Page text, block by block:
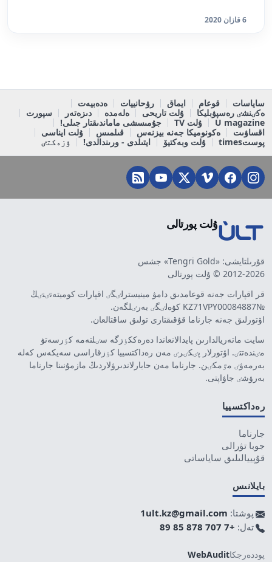
6 قازان 2020
ساياسات قوعام ايماق رۋحانييات
ەدەبيەت
ەكٸنشٸ رەسپۋبليكا
ۇلت تاريحى ەلەمدە دىزەتەر
سپورت
U magazine
ۇلت TV
جۇمىسشى ماماندىقتار جىلى!
اقساۋىت
ەكونوميكا جەنە بيزنەس قىلمىس
ۇلت ايناسى
پوستtimes
ۇلت وبەكتيۆ ايتىلدى - ورىندالدى! ٶزەكتٸ
ۇلت پورتالى
قۇرىلتايشى: «Tengri Gold» جشس
2012-2026 © ۇلت پورتالى
قر اقپارات جەنە قوعامدىق دامۋ مينيسترلٸگٸ اقپارات كوميتەتٸنٸڭ
№KZ71VPY00084887 كۋەلٸگٸ بەرٸلگەن.
اۆتورلىق جەنە جارناما قۇقىقتارى تولىق ساقتالعان.
سايت ماتەريالدارىن پايدالانعاندا دەرەككٶزگە سٸلتەمە كٶرسەتۋ
مٸندەتتٸ. اۆتورلار پٸكٸرٸ مەن رەداكتسييا كٶزقاراسى سەيكەس كەلە
بەرمەۋٸ مٷمكٸن. جارناما مەن حابارلاندىرۋلاردىڭ مازمۇنىنا جارناما
بەرۋشٸ جاۋاپتى.
رەداكتسييا
جارناما
جوبا تۋرالى
قۇپييالىلىق ساياساتى
بايلانىس
پوشتا: 1ult.kz@gmail.com
تەل: +7 707 878 85 89
پوددەرجكاWebAudit